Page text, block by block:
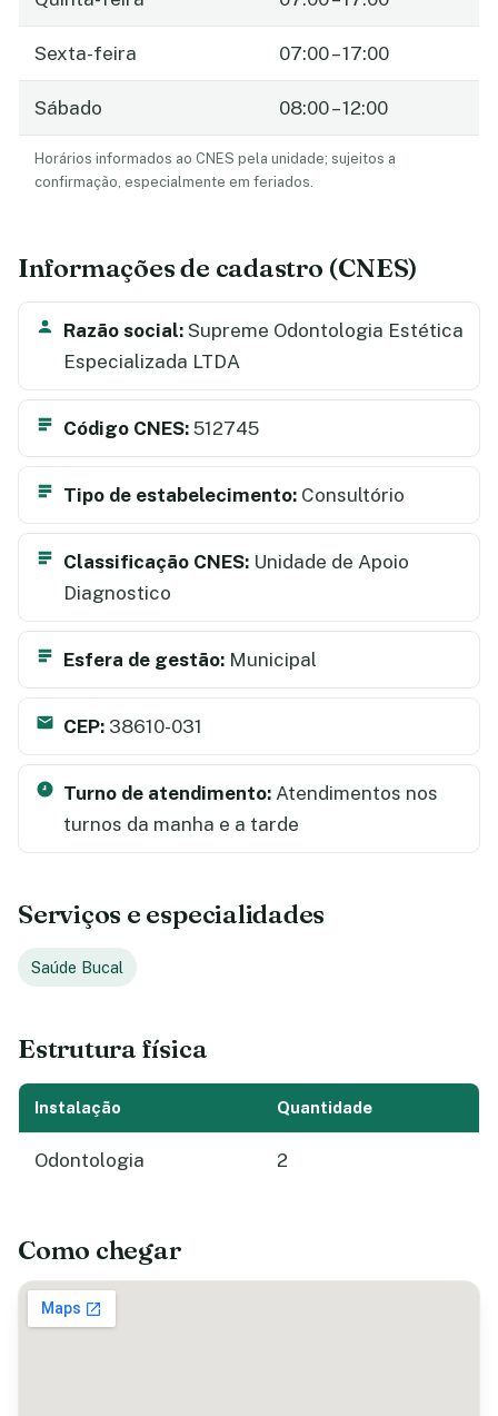
Sexta-feira 07:00 – 17:00
Sábado 08:00 – 12:00
Horários informados ao CNES pela unidade; sujeitos a
confirmação, especialmente em feriados.
Informações de cadastro (CNES)
Razão social: Supreme Odontologia Estética
Especializada LTDA
Código CNES: 512745
Tipo de estabelecimento: Consultório
Classificação CNES: Unidade de Apoio
Diagnostico
Esfera de gestão: Municipal
CEP: 38610-031
Turno de atendimento: Atendimentos nos
turnos da manha e a tarde
Serviços e especialidades
Saúde Bucal
Estrutura física
Instalação Quantidade
Odontologia 2
Como chegar